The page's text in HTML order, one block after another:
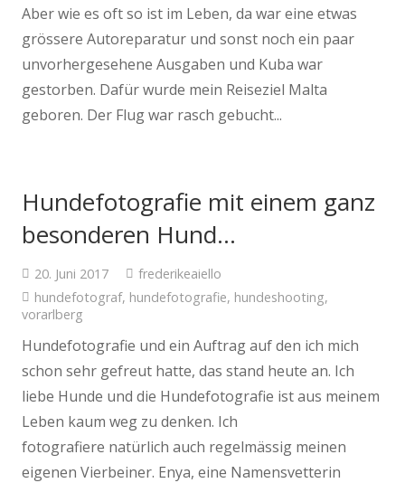
Aber wie es oft so ist im Leben, da war eine etwas
grössere Autoreparatur und sonst noch ein paar
unvorhergesehene Ausgaben und Kuba war
gestorben. Dafür wurde mein Reiseziel Malta
geboren. Der Flug war rasch gebucht...
Hundefotografie mit einem ganz
besonderen Hund…
20. Juni 2017
frederikeaiello
hundefotograf, hundefotografie, hundeshooting,
vorarlberg
Hundefotografie und ein Auftrag auf den ich mich
schon sehr gefreut hatte, das stand heute an. Ich
liebe Hunde und die Hundefotografie ist aus meinem
Leben kaum weg zu denken. Ich
fotografiere natürlich auch regelmässig meinen
eigenen Vierbeiner. Enya, eine Namensvetterin